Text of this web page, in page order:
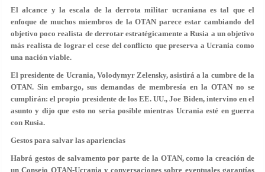
El alcance y la escala de la derrota militar ucraniana es tal que el
enfoque de muchos miembros de la OTAN parece estar cambiando del
objetivo poco realista de derrotar estratégicamente a Rusia a un objetivo
más realista de lograr el cese del conflicto que preserva a Ucrania como
una nación viable.
El presidente de Ucrania, Volodymyr Zelensky, asistirá a la cumbre de la
OTAN. Sin embargo, sus demandas de membresía en la OTAN no se
cumplirán: el propio presidente de los EE. UU., Joe Biden, intervino en el
asunto y dijo que esto no sería posible mientras Ucrania esté en guerra
con Rusia.
Gestos para salvar las apariencias
Habrá gestos de salvamento por parte de la OTAN, como la creación de
un Consejo OTAN-Ucrania y conversaciones sobre eventuales garantías